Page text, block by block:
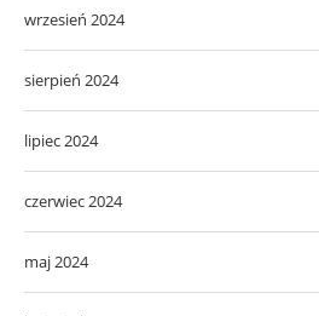
wrzesień 2024
sierpień 2024
lipiec 2024
czerwiec 2024
maj 2024